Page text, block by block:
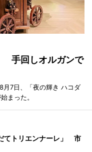
手回しオルガンで
月7日、「夜の輝き ハコダ
まった。
てトリエンナーレ」 市